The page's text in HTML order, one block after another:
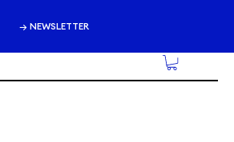
→ NEWSLETTER